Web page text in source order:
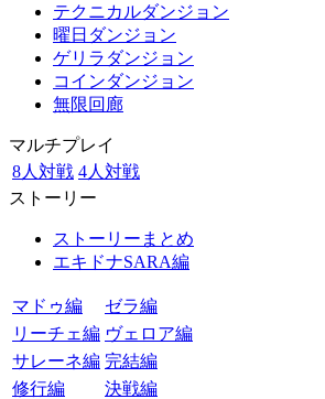
テクニカルダンジョン
曜日ダンジョン
ゲリラダンジョン
コインダンジョン
無限回廊
マルチプレイ
8人対戦 4人対戦
ストーリー
ストーリーまとめ
エキドナSARA編
マドゥ編
ゼラ編
リーチェ編 ヴェロア編
サレーネ編 完結編
修行編
決戦編